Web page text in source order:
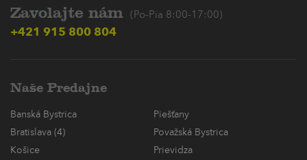
Zavolajte nám (Po-Pia 8:00-17:00)
+421 915 800 804
Naše Predajne
Banská Bystrica
Piešťany
Bratislava (4)
Považská Bystrica
Košice
Prievidza